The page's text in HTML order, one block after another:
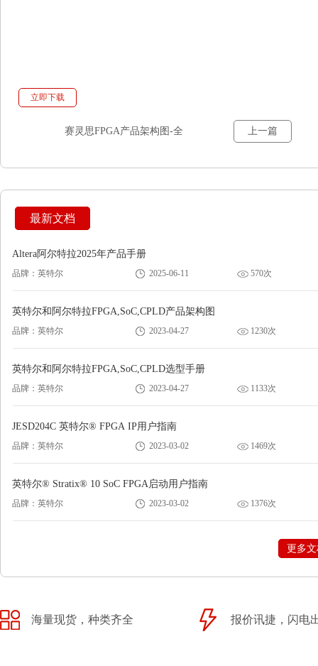
立即下载
赛灵思FPGA产品架构图-全 上一篇
最新文档
Altera阿尔特拉2025年产品手册
品牌：英特尔 2025-06-11 570次
英特尔和阿尔特拉FPGA,SoC,CPLD产品架构图
品牌：英特尔 2023-04-27 1230次
英特尔和阿尔特拉FPGA,SoC,CPLD选型手册
品牌：英特尔 2023-04-27 1133次
JESD204C 英特尔® FPGA IP用户指南
品牌：英特尔 2023-03-02 1469次
英特尔® Stratix® 10 SoC FPGA启动用户指南
品牌：英特尔 2023-03-02 1376次
更多
海量现货，种类齐全 报价讯捷，闪电